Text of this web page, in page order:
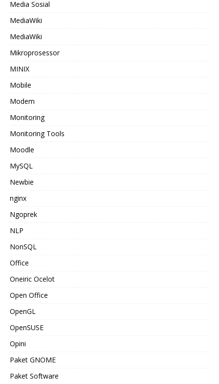
Media Sosial
MediaWiki
MediaWiki
Mikroprosessor
MINIX
Mobile
Modem
Monitoring
Monitoring Tools
Moodle
MySQL
Newbie
nginx
Ngoprek
NLP
NonSQL
Office
Oneiric Ocelot
Open Office
OpenGL
OpenSUSE
Opini
Paket GNOME
Paket Software